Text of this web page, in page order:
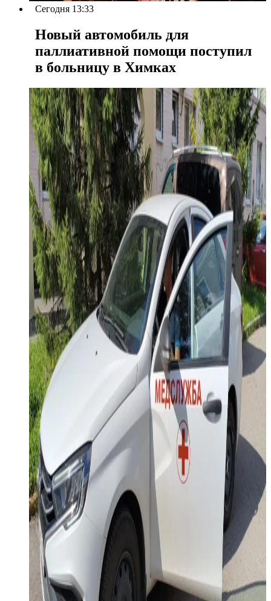
Сегодня 13:33
Новый автомобиль для
паллиативной помощи поступил
в больницу в Химках